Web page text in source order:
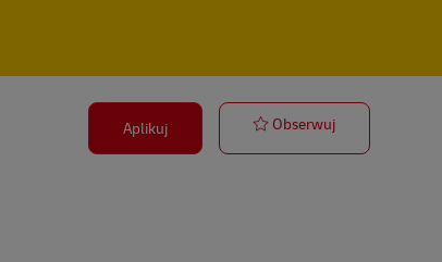
Aplikuj ObserwujPostbote für